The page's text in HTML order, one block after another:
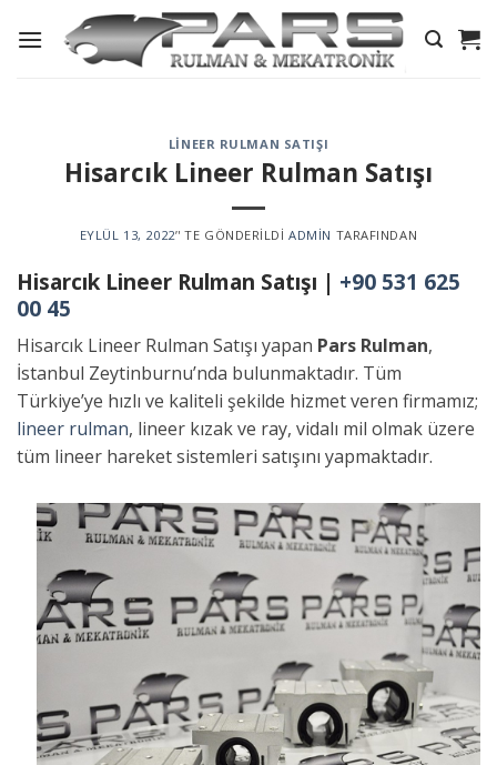
LINEER RULMAN SATIŞI
Hisarcık Lineer Rulman Satışı
EYLÜL 13, 2022’' TE GÖNDERILDI ADMIN TARAFINDAN
Hisarcık Lineer Rulman Satışı | +90 531 625
00 45
Hisarcık Lineer Rulman Satışı yapan Pars Rulman,
İstanbul Zeytinburnu’nda bulunmaktadır. Tüm
Türkiye’ye hızlı ve kaliteli şekilde hizmet veren firmamız;
lineer rulman, lineer kızak ve ray, vidalı mil olmak üzere
tüm lineer hareket sistemleri satışını yapmaktadır.